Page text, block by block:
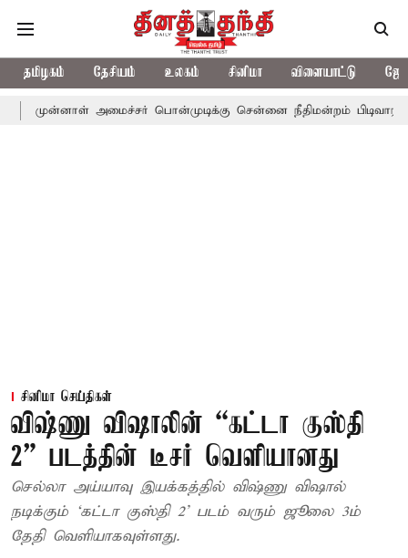
தமிழகம் தேசியம் உலகம் சினிமா விளையாட்டு
அமைச்சர் பொன்முடிக்கு சென்னை நீதிமன்றம் பிடிவாராண்ட்
சினிமா செய்திகள்
விஷ்ணு விஷாலின் “கட்டா குஸ்தி
2” படத்தின் டீசர் வெளியானது
செல்லா அய்யாவு இயக்கத்தில் விஷ்ணு விஷால்
நடிக்கும் ‘கட்டா குஸ்தி 2’ படம் வரும் ஜூலை 3ம்
தேதி வெளியாகவுள்ளது.